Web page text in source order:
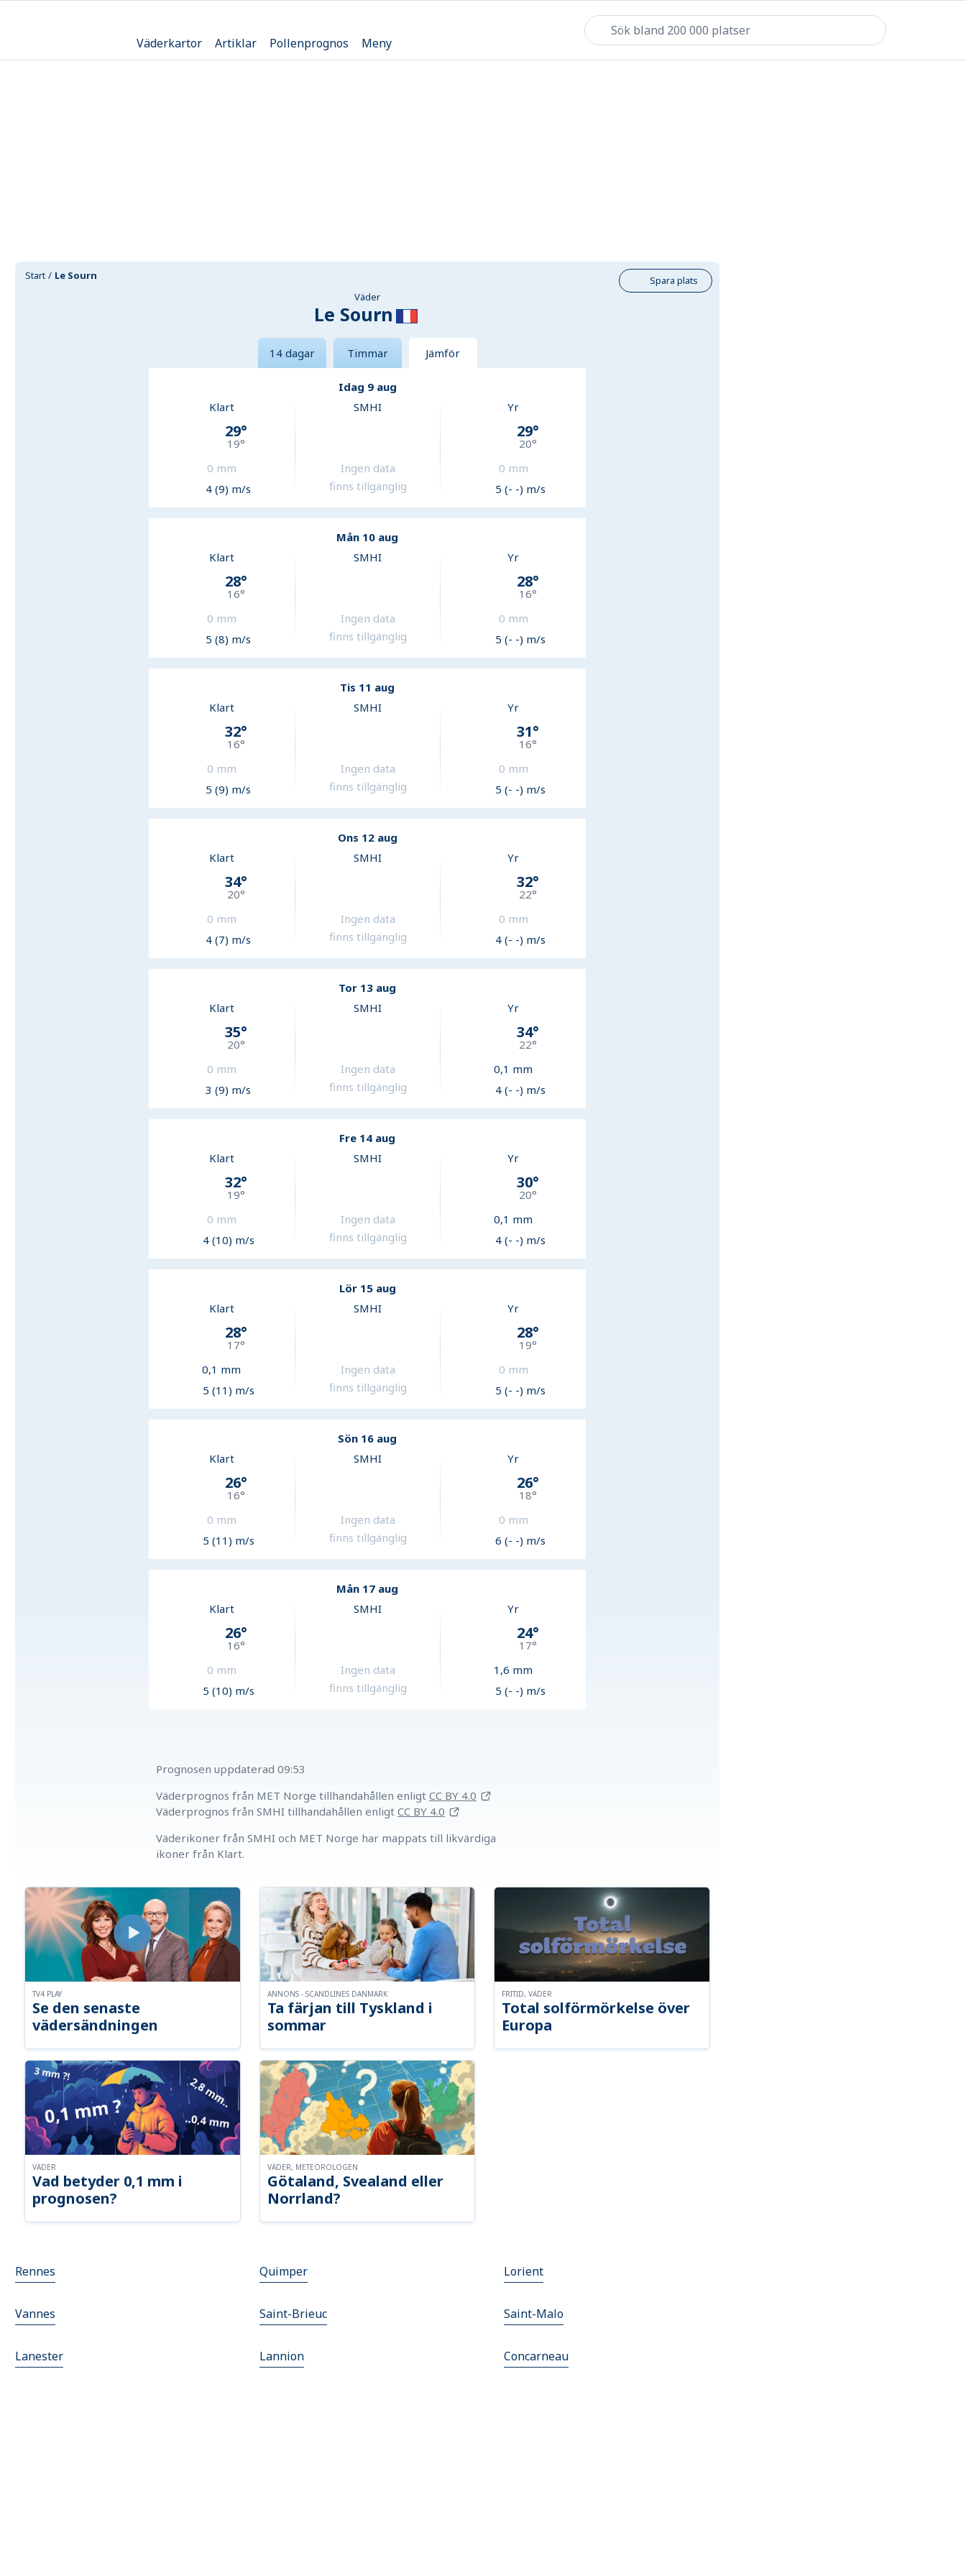
Väderkartor Artiklar Pollenprognos Meny
Start Le Sourn
Spara plats
Väder
Le Sourn
14 dagar Timmar Jämför
Idag 9 aug
Klart
29°
19°
0 mm
4 (9) m/s
SMHI
Ingen data
finns tillgänglig
Yr
29°
20°
0 mm
5 (- -) m/s
Mån 10 aug
Klart
28°
16°
0 mm
5 (8) m/s
SMHI
Ingen data
finns tillgänglig
Yr
28°
16°
0 mm
5 (- -) m/s
Tis 11 aug
Klart
32°
16°
0 mm
5 (9) m/s
SMHI
Ingen data
finns tillgänglig
Yr
31°
16°
0 mm
5 (- -) m/s
Ons 12 aug
Klart
34°
20°
0 mm
4 (7) m/s
SMHI
Ingen data
finns tillgänglig
Yr
32°
22°
0 mm
4 (- -) m/s
Tor 13 aug
Klart
35°
20°
0 mm
3 (9) m/s
SMHI
Ingen data
finns tillgänglig
Yr
34°
22°
0,1 mm
4 (- -) m/s
Fre 14 aug
Klart
32°
19°
0 mm
4 (10) m/s
SMHI
Ingen data
finns tillgänglig
Yr
30°
20°
0,1 mm
4 (- -) m/s
Lör 15 aug
Klart
28°
17°
0,1 mm
5 (11) m/s
SMHI
Ingen data
finns tillgänglig
Yr
28°
19°
0 mm
5 (- -) m/s
Sön 16 aug
Klart
26°
16°
0 mm
5 (11) m/s
SMHI
Ingen data
finns tillgänglig
Yr
26°
18°
0 mm
6 (- -) m/s
Mån 17 aug
Klart
26°
16°
0 mm
5 (10) m/s
SMHI
Ingen data
finns tillgänglig
Yr
24°
17°
1,6 mm
5 (- -) m/s
Prognosen uppdaterad 09:53
Väderprognos från MET Norge tillhandahållen enligt CC BY 4.0
Väderprognos från SMHI tillhandahållen enligt CC BY 4.0
Väderikoner från SMHI och MET Norge har mappats till likvärdiga
ikoner från Klart.
Se den senaste
vädersändningen
TV4 PLAY
Ta färjan till Tyskland i
sommar
ANNONS - SCANDLINES DANMARK
Total solförmörkelse över
Europa
FRITID, VÄDER
Vad betyder 0,1 mm i
prognosen?
VÄDER
Götaland, Svealand eller
Norrland?
VÄDER, METEOROLOGEN
Rennes Quimper Lorient
Vannes Saint-Brieuc Saint-Malo
Lanester Lannion Concarneau